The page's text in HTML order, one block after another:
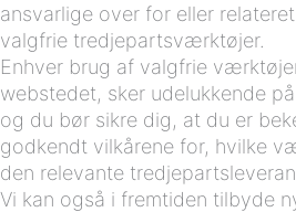
ansvarlige over for eller
valgfrie tredjepartsværktøjer.
Enhver brug af valgfrie
webstedet, sker udelukkende
og du bør sikre dig, at du er
godkendt vilkårene for, hvilke
den relevante
Vi kan også i fremtiden tilbyde